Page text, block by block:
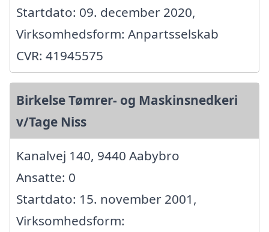
Startdato: 09. december 2020,
Virksomhedsform: Anpartsselskab
CVR: 41945575
Birkelse Tømrer- og Maskinsnedkeri
v/Tage Niss
Kanalvej 140, 9440 Aabybro
Ansatte: 0
Startdato: 15. november 2001,
Virksomhedsform: